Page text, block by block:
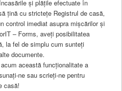
și plățile efectuate în
țină cu strictețe Registrul de casă,
control imediat asupra mișcărilor și
– Forms, aveți posibilitatea
la fel de simplu cum sunteți
documente.
această funcționalitate a
ne sau scrieți-ne pentru
casă!